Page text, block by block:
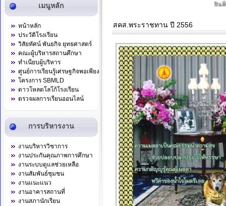
เมนูหลัก
หน้าหลัก
ประวัติโรงเรียน
วิสัยทัศน์ พันธกิจ ยุทธศาสตร์
คณะผู้บริหารสถานศึกษา
ทำเนียบผู้บริหาร
ศูนย์การเรียนรู้เศรษฐกิจพอเพียง
โครงการ SBMLD
ดาวโหลดโลโก้โรงเรียน
ตรวจผลการเรียนออนไลน์
การบริหารงาน
งานบริหารวิชาการ
งานประกันคุณภาพการศึกษา
งานระบบดูแลช่วยเหลือ
งานสัมพันธ์ชุมชน
งานแนะแนว
งานอาคารสถานที่
งานสภานักเรียน
ยินดี
สคส.พระราชทาน ปี 2556